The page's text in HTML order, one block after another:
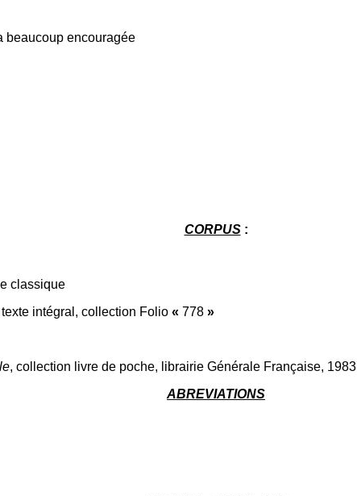
beaucoup encouragée
CORPUS :
classique
texte intégral, collection Folio « 778 »
, collection livre de poche, librairie Générale Française, 1983
ABREVIATIONS